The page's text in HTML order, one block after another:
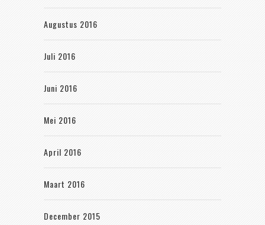
Augustus 2016
Juli 2016
Juni 2016
Mei 2016
April 2016
Maart 2016
December 2015